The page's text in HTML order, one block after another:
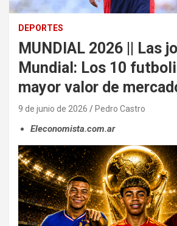
DEPORTES
MUNDIAL 2026 || Las
Mundial: Los 10
mayor valor de
9 de junio de 2026 Pedro Castro
Eleconomista.com.ar